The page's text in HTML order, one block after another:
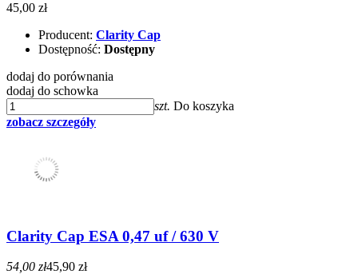
45,00 zł
Producent: Clarity Cap
Dostępność: Dostępny
dodaj do porównania
dodaj do schowka
szt. Do koszyka
zobacz szczegóły
Clarity Cap ESA 0,47 uf / 630 V
54,00 zł45,90 zł